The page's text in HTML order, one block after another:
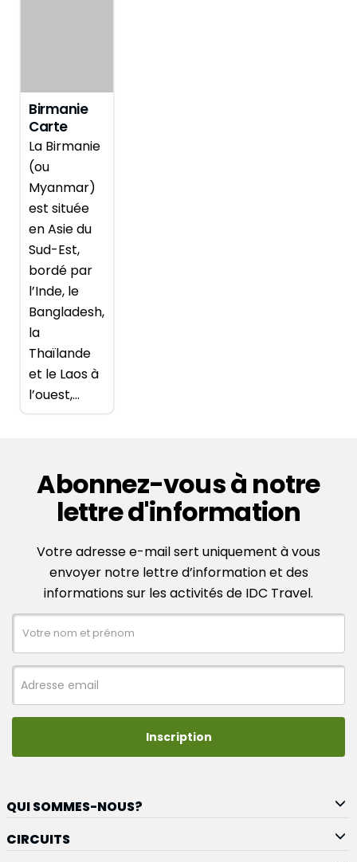
Birmanie
Carte
Touristique
La Birmanie
(ou
Myanmar)
est située
en Asie du
Sud-Est,
bordé par
l’Inde, le
Bangladesh,
la
Thaïlande
et le Laos à
l’ouest,...
Abonnez-vous à notre
lettre d'information
Votre adresse e-mail sert uniquement à vous
envoyer notre lettre d’information et des
informations sur les activités de IDC Travel.
Inscription
QUI SOMMES-NOUS?
CIRCUITS